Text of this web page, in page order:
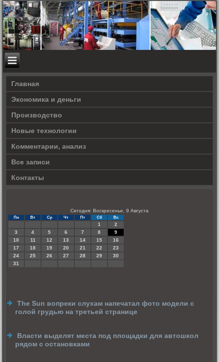
Главная
Экономика и деньги
Производство
Новые технологии
Комментарии, анализ
Все записи
Контакты
Сегодня: Воскресенье, 9 Августа
Пн Вт Ср Чт Пт Сб Вс
1
2
3
4 5 6 7 8
9
10
11 12 13 14 15
16
17
18 19 20 21 22
23
24
25 26 27 28 29
30
31
The Sun вопреки слухам напечатал фото модели с
голой грудью на третьей странице
Власти выделят места под площадки для автошкол
рядом с остановками